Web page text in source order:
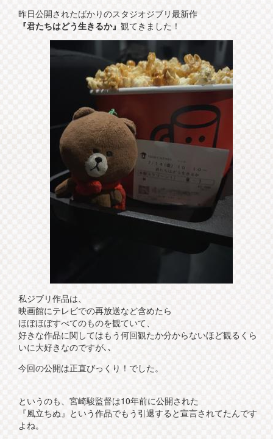
昨日公開されたばかりのスタジオジブリ最新作
『君たちはどう生きるか』 観てきました！
私ジブリ作品は、
映画館にテレビでの再放送など含めたら
ほぼほぼすべてのものを観ていて、
好きな作品に関してはもう何回観たか分からないほど観るくら
いに大好きなのですが､､
今回の公開は正直びっくり！でした。
というのも、宮崎駿監督は10年前に公開された
『風立ちぬ』という作品でもう引退すると宣言されてたんです
よね。